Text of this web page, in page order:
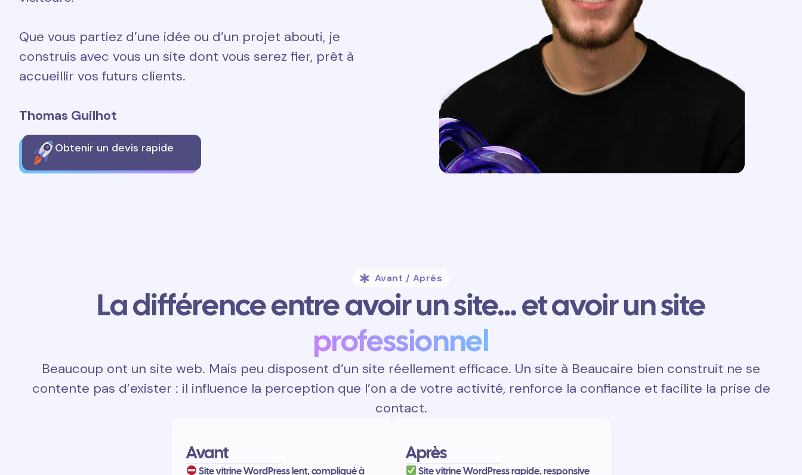
Que vous partiez d’une idée ou d’un projet abouti, je
construis avec vous un site dont vous serez fier, prêt à
accueillir vos futurs clients.
Thomas Guilhot
Obtenir un devis rapide
Avant / Après
La différence entre avoir un site… et avoir un site
professionnel
Beaucoup ont un site web. Mais peu disposent d’un site réellement efficace. Un site à Beaucaire bien construit ne se
contente pas d’exister : il influence la perception que l’on a de votre activité, renforce la confiance et facilite la prise de
contact.
Avant
Site vitrine WordPress lent, compliqué à
Après
Site vitrine WordPress rapide, responsive